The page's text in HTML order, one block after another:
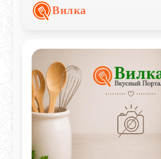
ярким, свежим и особенно
подходит к повседневному
Вилка